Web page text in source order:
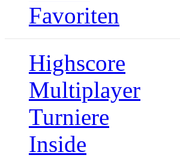
Favoriten
Highscore
Multiplayer
Turniere
Inside